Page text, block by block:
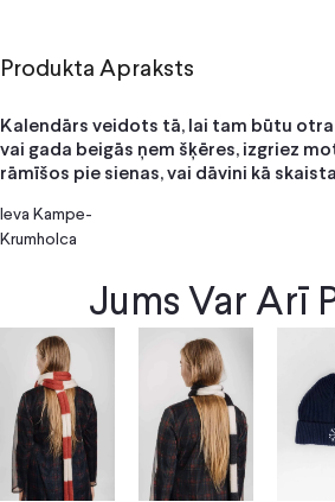
Produkta Apraksts
Kalendārs veidots tā, lai tam būtu
vai gada beigās ņem šķēres, izgriez
rāmīšos pie sienas, vai dāvini kā
Ieva Kampe-
Krumholca
Jums Var Arī